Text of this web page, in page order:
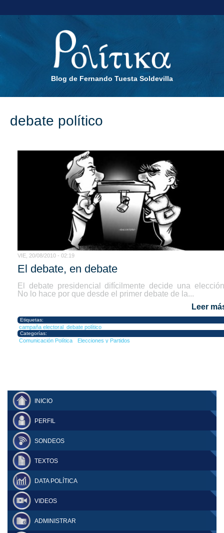
Blog de Fernando Tuesta Soldevilla
debate político
VIE, 20/08/2010 - 02:19
El debate, en debate
El debate presidencial difícilmente decide una
No lo hace por que desde el primer debate de la...
Leer
Etiquetas:
campaña electoral debate político
Categorías:
Comunicación Política Elecciones y Partidos
INICIO
PERFIL
SONDEOS
TEXTOS
DATA POLÍTICA
VIDEOS
ADMINISTRAR